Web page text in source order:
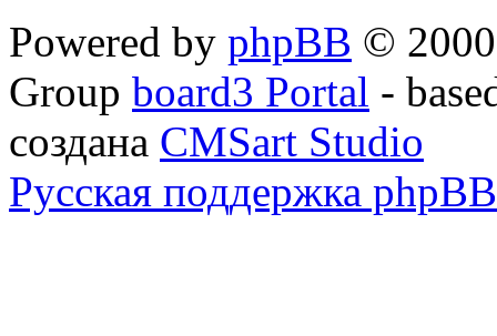
Powered by phpBB ©
Group board3 Portal -
создана CMSart Studio
Русская поддержка phpBB